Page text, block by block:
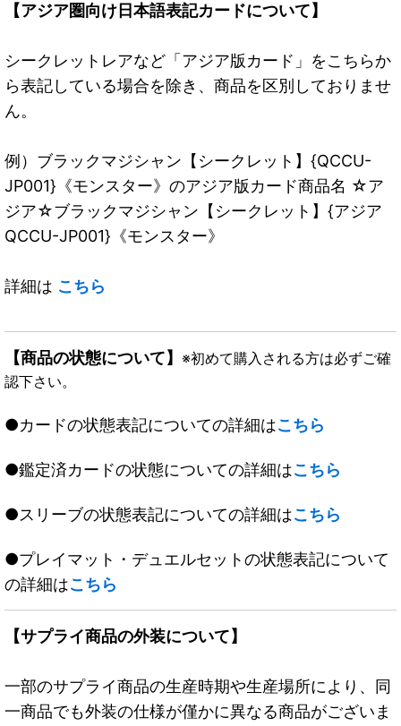
【アジア圏向け日本語表記カードについて】
シークレットレアなど「アジア版カード」をこちらか
ら表記している場合を除き、商品を区別しておりませ
ん。
例）ブラックマジシャン【シークレット】{QCCU-
JP001}《モンスター》のアジア版カード商品名 ☆ア
ジア☆ブラックマジシャン【シークレット】{アジア
QCCU-JP001}《モンスター》
詳細は こちら
【商品の状態について】 ※初めて購入される方は必ずご確
認下さい。
●カードの状態表記についての詳細はこちら
●鑑定済カードの状態についての詳細はこちら
●スリーブの状態表記についての詳細はこちら
●プレイマット・デュエルセットの状態表記について
の詳細はこちら
【サプライ商品の外装について】
一部のサプライ商品の生産時期や生産場所により、同
一商品でも外装の仕様が僅かに異なる商品がございま